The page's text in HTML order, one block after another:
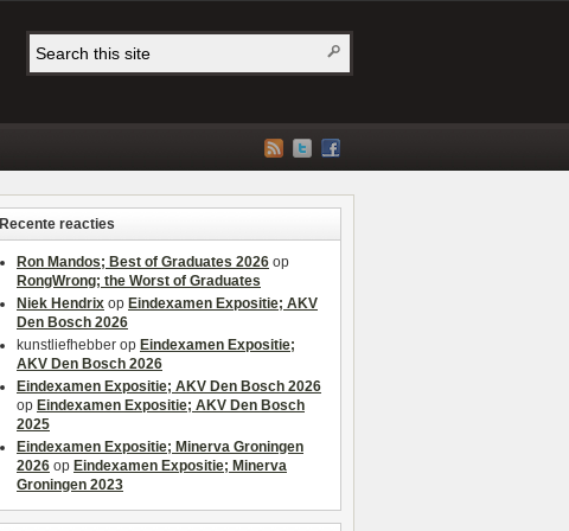
Recente reacties
Ron Mandos; Best of Graduates 2026 op
RongWrong; the Worst of Graduates
Niek Hendrix op Eindexamen Expositie; AKV
Den Bosch 2026
kunstliefhebber op Eindexamen Expositie;
AKV Den Bosch 2026
Eindexamen Expositie; AKV Den Bosch 2026
op Eindexamen Expositie; AKV Den Bosch
2025
Eindexamen Expositie; Minerva Groningen
2026 op Eindexamen Expositie; Minerva
Groningen 2023